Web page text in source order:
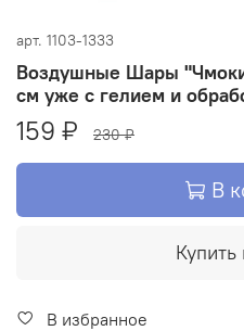
арт. 1103-1333
Воздушные Шары
см уже с гелием и
159 ₽ 230 ₽
В
Купить
В избранное